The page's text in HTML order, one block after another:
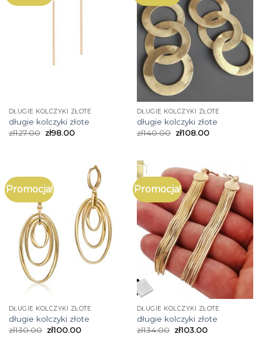
DŁUGIE KOLCZYKI ZŁOTE
długie kolczyki złote
zł127.00 zł98.00
DŁUGIE KOLCZYKI ZŁOTE
długie kolczyki złote
zł140.00 zł108.00
Promocja!
DŁUGIE KOLCZYKI ZŁOTE
długie kolczyki złote
zł130.00 zł100.00
Promocja!
DŁUGIE KOLCZYKI ZŁOTE
długie kolczyki złote
zł134.00 zł103.00